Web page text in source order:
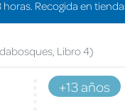
Recogida en
Libro 4)
+13 años